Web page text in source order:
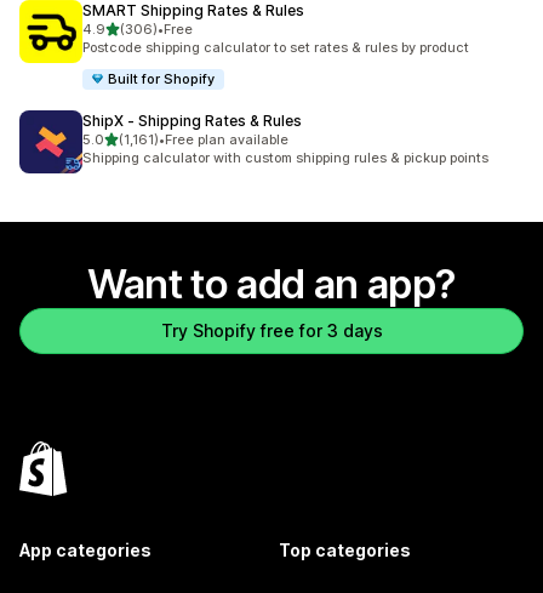
SMART Shipping Rates & Rules
4.9out of 5 stars
(306)
306 total reviews
•Free
Postcode shipping calculator to set rates & rules by product
Built for Shopify
ShipX ‑ Shipping Rates & Rules
5.0out of 5 stars
(1,161)
1161 total reviews
•Free plan available
Shipping calculator with custom shipping rules & pickup points
Want to add an app?
Try Shopify free for 3 days
App categories Top categories